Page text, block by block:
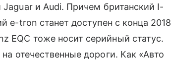
Jaguar и Audi. Причем британский I-
e-tron станет доступен с конца 2018
EQC тоже носит серийный статус.
отечественные дороги. Как «Авто